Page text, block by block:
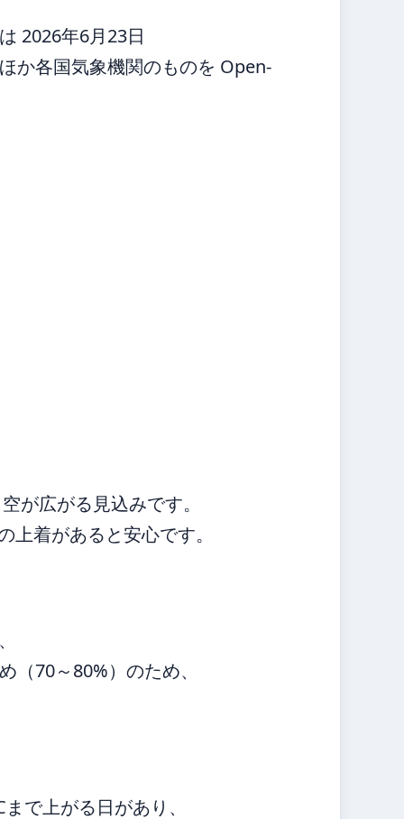
2026年6月23日
か各国気象機関のものを Open-
が広がる見込みです。
着があると安心です。
70～80%）のため、
で上がる日があり、